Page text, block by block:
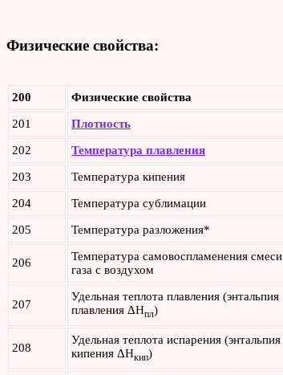
Физические свойства:
200 Физические свойства
201 Плотность
202 Температура плавления
203 Температура кипения
204 Температура сублимации
205 Температура разложения*
206
Температура самовоспламенения смеси
газа с воздухом
207
Удельная теплота плавления (энтальпия
плавления ΔHпл)
208
Удельная теплота испарения (энтальпия
кипения ΔHкип)